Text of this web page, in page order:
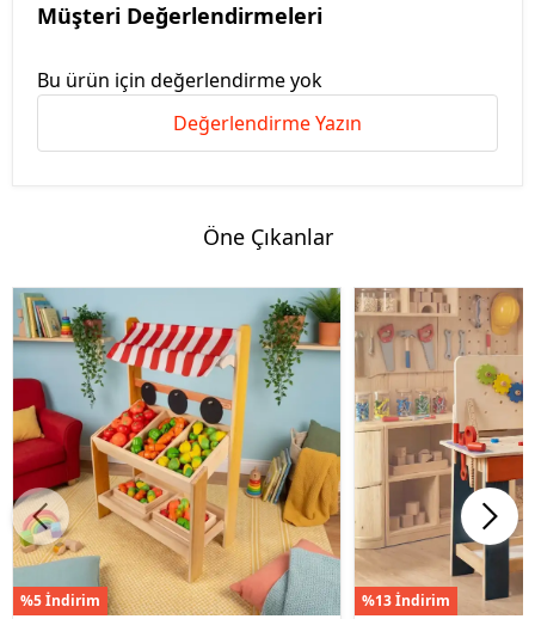
Müşteri Değerlendirmeleri
Bu ürün için değerlendirme yok
Değerlendirme Yazın
Öne Çıkanlar
%5 İndirim %13 İndirim